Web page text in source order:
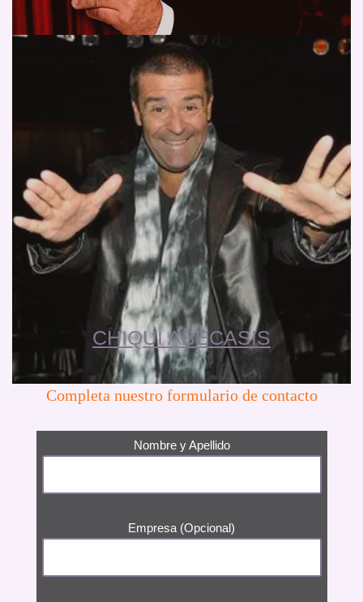
CHIQUI ABECASIS
Completa nuestro formulario de contacto
Nombre y Apellido
Empresa (Opcional)